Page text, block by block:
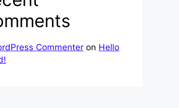
Commenter on Hello